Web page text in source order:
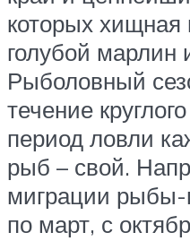
которых
голубой марлин
Рыболовный
течение
период ловли
рыб – свой.
миграции
по март, с